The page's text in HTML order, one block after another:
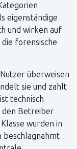
eigenständige
und wirken auf
forensische
überweisen
sie und zahlt
technisch
den Betreiber
wurden in
beschlagnahmt